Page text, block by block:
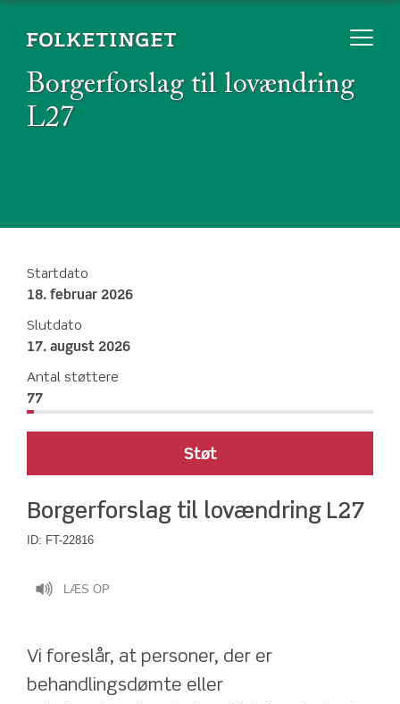
Borgerforslag til lovændring
L27
Startdato
18. februar 2026
Slutdato
17. august 2026
Antal støttere
77
Støt
Borgerforslag til lovændring L27
ID: FT-22816
LÆS OP
Vi foreslår, at personer, der er
behandlingsdømte eller